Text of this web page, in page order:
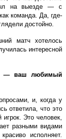
на выезде — с
команда. Да, где-
достойно.
матч хотелось
интересной
— ваш любимый
и, когда у
ответила, что это
Это человек,
разными видами
исполняет.